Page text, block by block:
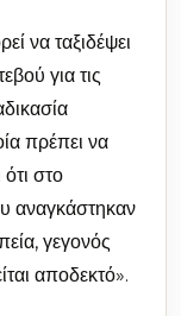
να ταξιδέψει
για τις
πρέπει να
ότι στο
αναγκάστηκαν
γεγονός
αποδεκτό».